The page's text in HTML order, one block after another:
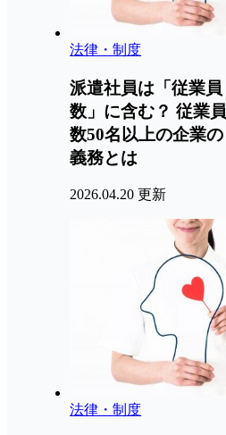
法律・制度
派遣社員は「従業員
数」に含む？ 従業員
数50名以上の企業の
義務とは
2026.04.20 更新
法律・制度